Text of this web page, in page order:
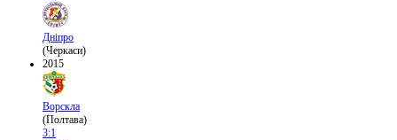
Дніпро
(Черкаси)
2015
Ворскла
(Полтава)
3:1